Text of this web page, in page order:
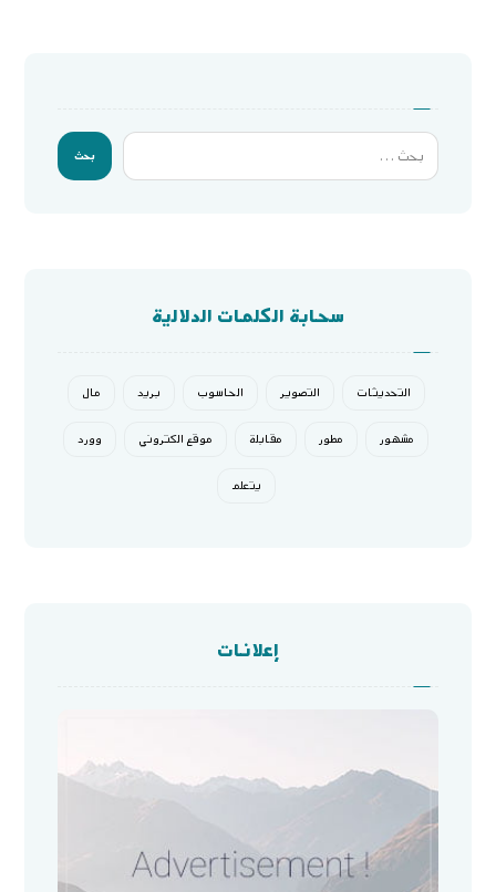
بحث
سحابة الكلمات الدلالية
التحديثات التصوير الحاسوب بريد مال
مشهور مطور مقابلة موقع الكتروني وورد
يتعلم
إعلانات